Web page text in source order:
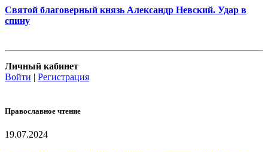
Святой благоверный князь Александр Невский. Удар в
спину
Личный кабинет
Войти | Регистрация
Православное чтение
19.07.2024